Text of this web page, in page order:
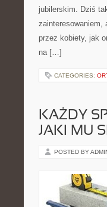
jubilerskim. Dziś
zainteresowaniem,
przez kobiety, jak
na […]
CATEGORIES:
KAŻDY
JAKI MU
POSTED BY